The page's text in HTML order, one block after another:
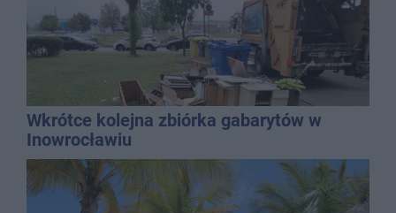
Wkrótce kolejna zbiórka gabarytów w
Inowrocławiu